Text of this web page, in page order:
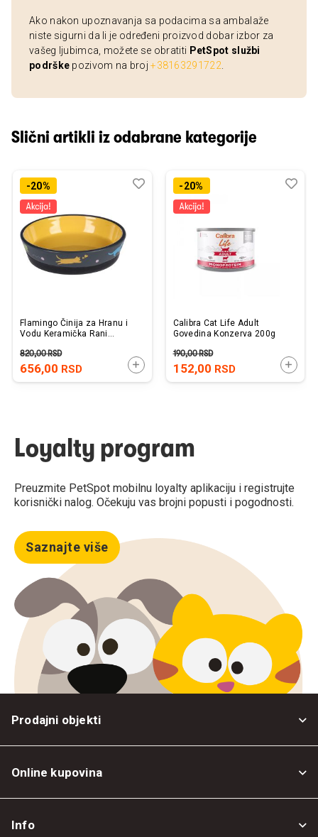
Ako nakon upoznavanja sa podacima sa ambalaže
niste sigurni da li je određeni proizvod dobar izbor za
vašeg ljubimca, možete se obratiti PetSpot službi
podrške pozivom na broj+38163291722
Slični artikli iz odabrane kategorije
-20%
Flamingo Činija za Hranu i
Vodu Keramička Rani
656,00 RSD
820,00RSD
DODAJTE U KORPU
Dodaj
Uporedi-20%
Calibra Cat Life Adult
Govedina Konzerva 200g
152,00 RSD
190,00RSD
Loyalty program
Preuzmite PetSpot mobilnu loyalty aplikaciju i registrujte
korisnički nalog. Očekuju vas brojni popusti i pogodnosti.
Saznajte više
Prodajni objekti
Online kupovina
Info